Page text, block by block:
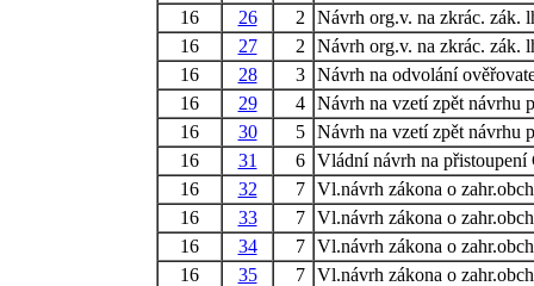
16
26 2
Návrh org.v. na zkrác. zák.
16
27 2
Návrh org.v. na zkrác. zák.
16
28 3 Návrh na odvolání
16
29 4 Návrh na vzetí zpět návrhu
16
30 5 Návrh na vzetí zpět návrhu
16
31 6 Vládní návrh na
16
32 7 Vl.návrh zákona o
16
33 7 Vl.návrh zákona o
16
34 7 Vl.návrh zákona o
16
35 7 Vl.návrh zákona o